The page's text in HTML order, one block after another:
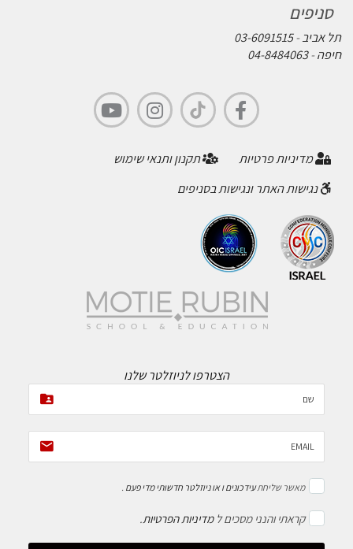
סניפים
תל אביב-
03-6091515
חיפה-
04-8484063
מדיניות פרטיות
תקנון ותנאי שימוש
נגישות האתר ונגישות בסניפים
הצטרפו לניוזלטר שלנו
מאשר שליחתעידכונים ו או ניוזלטר חדשותי מדי פעם
קראתי והנני מסכים למדיניות הפרטיות.